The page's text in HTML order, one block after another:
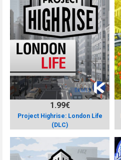
Project Highrise: London Life
(DLC)
1.99€